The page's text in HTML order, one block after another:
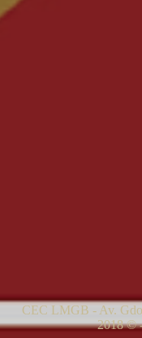
CEC LMGB - Av.
2018 ©